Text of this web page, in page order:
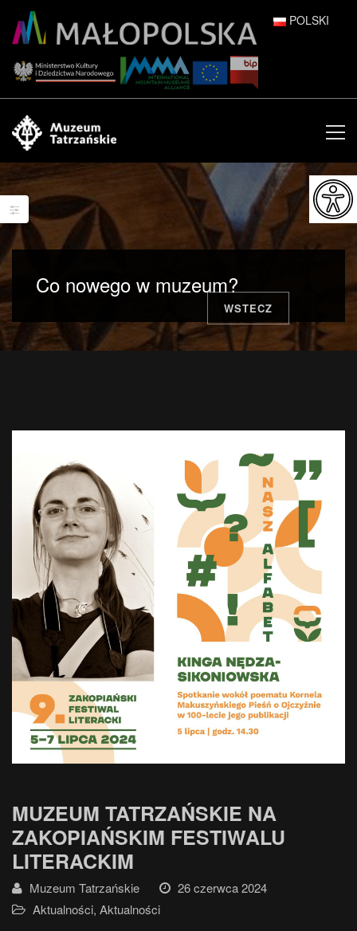
POLSKI
ENGLISH
ESPAÑOL
FRANÇAIS
ITALIANO
日本語
Co nowego w muzeum?
WSTECZ
MUZEUM TATRZAŃSKIE NA
ZAKOPIAŃSKIM FESTIWALU
LITERACKIM
Muzeum Tatrzańskie
26 czerwca 2024
Aktualności, Aktualności